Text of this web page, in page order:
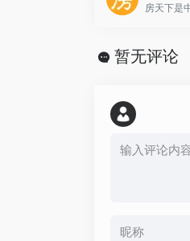
房天下是
暂无评论